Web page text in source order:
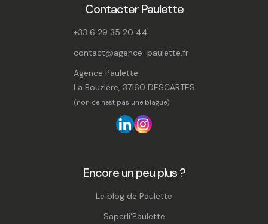
Contacter Paulette
+33 6 29 35 20 44
contact@agence-paulette.fr
Agence Paulette
La Bouzière, 37160 DESCARTES
(non ce n'est pas une blague)
Encore un peu plus ?
Le blog de Paulette
Saperli'Paulette